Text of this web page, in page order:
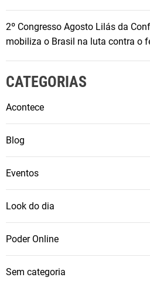
2º Congresso Agosto Lilás da
mobiliza o Brasil na luta contra o
CATEGORIAS
Acontece
Blog
Eventos
Look do dia
Poder Online
Sem categoria